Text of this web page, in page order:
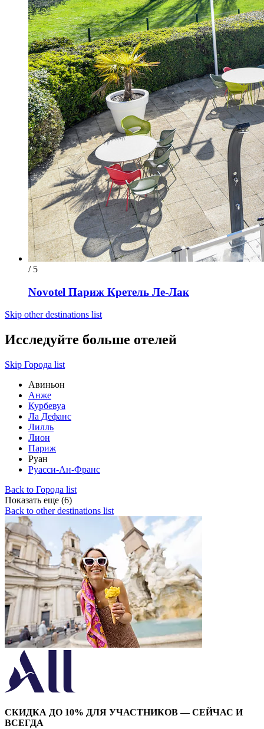
/ 5
Novotel Париж Кретель Ле-Лак
Skip other destinations list
Исследуйте больше отелей
Skip Города list
Авиньон
Анже
Курбевуа
Ла Дефанс
Лилль
Лион
Париж
Руан
Руасси-Ан-Франс
Back to Города list
Показать еще (6)
Back to other destinations list
СКИДКА ДО 10% ДЛЯ УЧАСТНИКОВ — СЕЙЧАС И
ВСЕГДА